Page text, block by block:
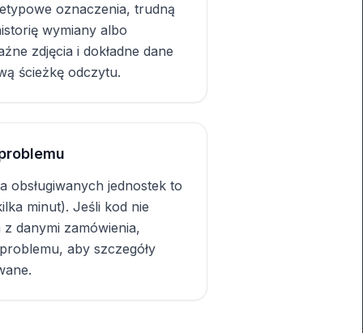
oznaczenia, trudną
wymiany albo
zdjęcia i dokładne dane
ścieżkę odczytu.
obsługiwanych jednostek to
minut). Jeśli kod nie
z danymi zamówienia,
aby szczegóły